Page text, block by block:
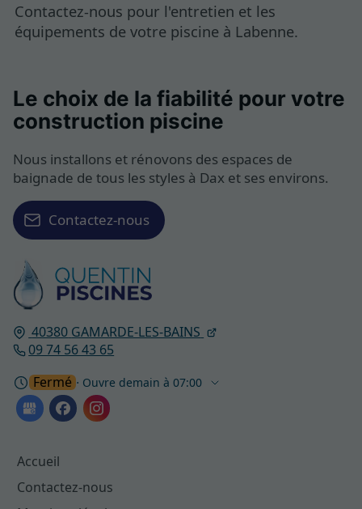
Contactez-nous pour l'entretien et les
équipements de votre piscine à Labenne.
40380 GAMARDE-LES-BAINS
09 74 56 43 65
Fermé ⋅ Ouvre demain à 07:00
Accueil
Contactez-nous
Le choix de la fiabilité pour votre
construction piscine
Nous installons et rénovons des espaces de
baignade de tous les styles à Dax et ses environs.
Contactez-nous